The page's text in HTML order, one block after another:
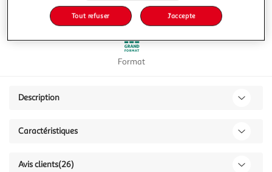
Format
Description
Caractéristiques
Avis clients(26)
Tout refuser J'accepte